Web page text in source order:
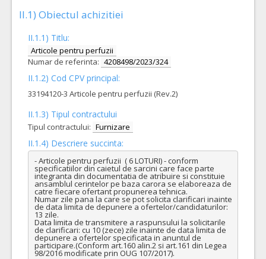
II.1) Obiectul achizitiei
II.1.1) Titlu:
Articole pentru perfuzii
Numar de referinta: 4208498/2023/324
II.1.2) Cod CPV principal:
33194120-3 Articole pentru perfuzii (Rev.2)
II.1.3) Tipul contractului
Tipul contractului: Furnizare
II.1.4) Descriere succinta:
- Articole pentru perfuzii  ( 6 LOTURI) - conform
specificatiilor din caietul de sarcini care face parte
integranta din documentatia de atribuire si constituie
ansamblul cerintelor pe baza carora se elaboreaza de
catre fiecare ofertant propunerea tehnica.
Numar zile pana la care se pot solicita clarificari inainte
de data limita de depunere a ofertelor/candidaturilor:
13 zile.
Data limita de transmitere a raspunsului la solicitarile
de clarificari: cu 10 (zece) zile inainte de data limita de
depunere a ofertelor specificata in anuntul de
participare.(Conform art.160 alin.2 si art.161 din Legea
98/2016 modificate prin OUG 107/2017).